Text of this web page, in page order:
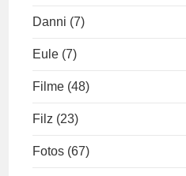
Danni (7)
Eule (7)
Filme (48)
Filz (23)
Fotos (67)